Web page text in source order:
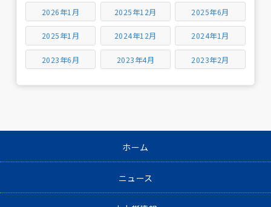
2026年1月 2025年12月 2025年6月
2025年1月 2024年12月 2024年1月
2023年6月 2023年4月 2023年2月
ホーム
ニュース